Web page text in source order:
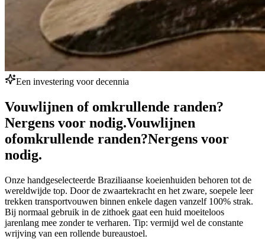
Een investering voor decennia
Vouwlijnen of omkrullende randen?
Nergens voor nodig.Vouwlijnen
ofomkrullende randen?Nergens voor
nodig.
Onze handgeselecteerde Braziliaanse koeienhuiden behoren tot de
wereldwijde top. Door de zwaartekracht en het zware, soepele leer
trekken transportvouwen binnen enkele dagen vanzelf 100% strak.
Bij normaal gebruik in de zithoek gaat een huid moeiteloos
jarenlang mee zonder te verharen. Tip: vermijd wel de constante
wrijving van een rollende bureaustoel.